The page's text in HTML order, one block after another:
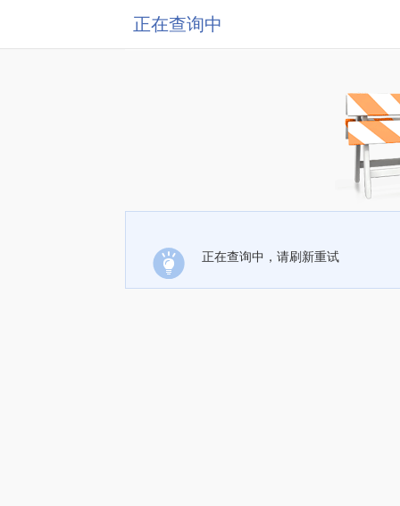
正在查询中
正在查询中，请刷新重试